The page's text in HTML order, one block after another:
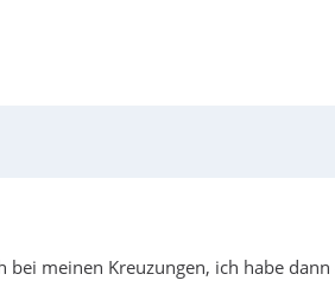
meinen Kreuzungen, ich habe